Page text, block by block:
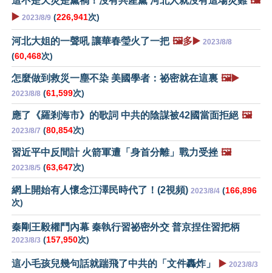
▶️ 2023/8/9 (226,941次)
河北大姐的一聲吼 讓華春瑩火了一把 🖼️多▶️ 2023/8/8
(60,468次)
怎麼做到救災一塵不染 美國學者：祕密就在這裏 🖼️▶️
2023/8/8 (61,599次)
應了《羅剎海市》的歌詞 中共的陰謀被42國當面拒絕 🖼️
2023/8/7 (80,854次)
習近平中反間計 火箭軍遭「身首分離」戰力受挫 🖼️
2023/8/5 (63,647次)
網上開始有人懷念江澤民時代了！(2視頻) 2023/8/4 (166,896
次)
秦剛王毅權鬥內幕 秦執行習祕密外交 普京捏住習把柄
2023/8/3 (157,950次)
這小毛孩兒幾句話就踹飛了中共的「文件轟炸」 ▶️ 2023/8/3